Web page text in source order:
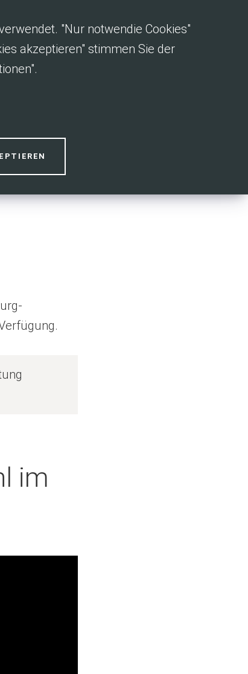
"Nur notwendie Cookies"
akzeptieren" stimmen Sie der
im